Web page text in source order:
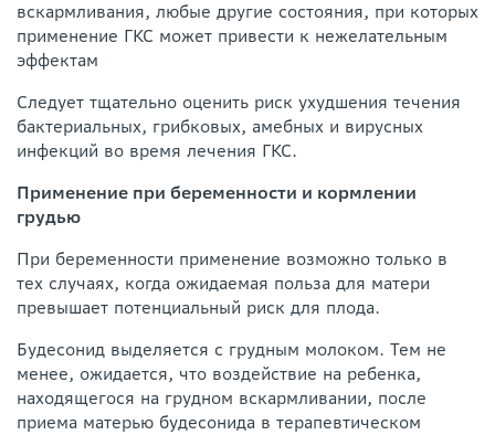
вскармливания, любые другие состояния, при которых
применение ГКС может привести к нежелательным
эффектам
Следует тщательно оценить риск ухудшения течения
бактериальных, грибковых, амебных и вирусных
инфекций во время лечения ГКС.
Применение при беременности и кормлении
грудью
При беременности применение возможно только в
тех случаях, когда ожидаемая польза для матери
превышает потенциальный риск для плода.
Будесонид выделяется с грудным молоком. Тем не
менее, ожидается, что воздействие на ребенка,
находящегося на грудном вскармливании, после
приема матерью будесонида в терапевтическом